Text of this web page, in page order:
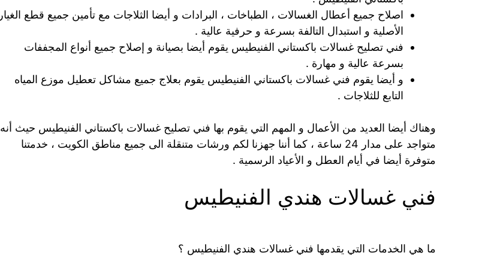
اصلاح جميع أعطال الغسالات ، الطباخات ، البرادات و أيضا الثلاجات مع تأمين جميع قطع الغيار
الأصلية و استبدال التالفة بسرعة و حرفية عالية .
فني تصليح غسالات باكستاني الفنيطيس يقوم أيضا بصيانة و إصلاح جميع أنواع المجففات
بسرعة عالية و مهارة .
و أيضا يقوم فني غسالات باكستاني الفنيطيس يقوم بعلاج جميع مشاكل تعطيل موزع المياه
التابع للثلاجات .
وهناك أيضا العديد من الأعمال و المهم التي يقوم بها فني تصليح غسالات باكستاني الفنيطيس حيث أنه
متواجد على مدار 24 ساعة ، كما أننا جهزنا لكم ورشات متنقلة الى جميع مناطق الكويت ، خدمتنا
متوفرة أيضا في أيام العطل و الأعياد الرسمية .
فني غسالات هندي الفنيطيس
ما هي الخدمات التي يقدمها فني غسالات هندي الفنيطيس ؟